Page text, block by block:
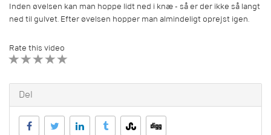
Inden øvelsen kan man hoppe lidt ned i knæ - så er der ikke så langt
ned til gulvet. Efter øvelsen hopper man almindeligt oprejst igen.
Rate this video
Del